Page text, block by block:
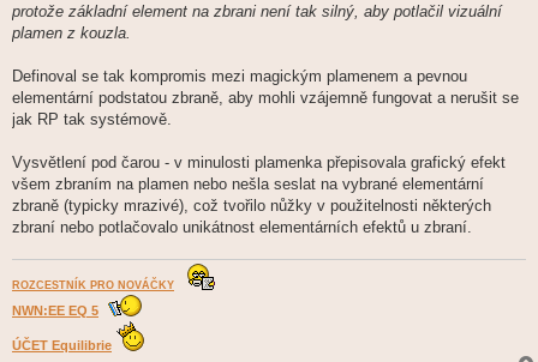
protože základní element na zbrani není tak silný, aby potlačil vizuální
plamen z kouzla.
Definoval se tak kompromis mezi magickým plamenem a pevnou
elementární podstatou zbraně, aby mohli vzájemně fungovat a nerušit se
jak RP tak systémově.
Vysvětlení pod čarou - v minulosti plamenka přepisovala grafický efekt
všem zbraním na plamen nebo nešla seslat na vybrané elementární
zbraně (typicky mrazivé), což tvořilo nůžky v použitelnosti některých
zbraní nebo potlačovalo unikátnost elementárních efektů u zbraní.
ROZCESTNÍK PRO NOVÁČKY
NWN:EE EQ 5
ÚČET Equilibrie